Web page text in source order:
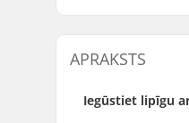
APRAKSTS
Iegūstiet lipīgu